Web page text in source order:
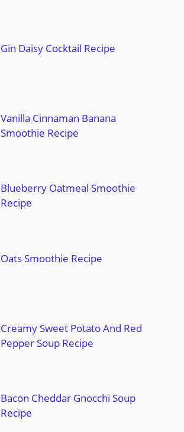
Gin Daisy Cocktail Recipe
Vanilla Cinnaman Banana
Smoothie Recipe
Blueberry Oatmeal Smoothie
Recipe
Oats Smoothie Recipe
Creamy Sweet Potato And Red
Pepper Soup Recipe
Bacon Cheddar Gnocchi Soup
Recipe